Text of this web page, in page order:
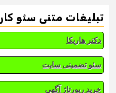
تبلیغات متنی سئو
دکتر هاریکا
سئو تضمینی سایت
خرید رپورتاژ آگهی